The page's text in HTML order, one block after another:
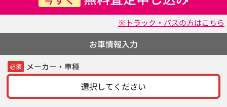
※トラック・バスの方はこちら
お車情報入力
必須 メーカー・車種
選択してください